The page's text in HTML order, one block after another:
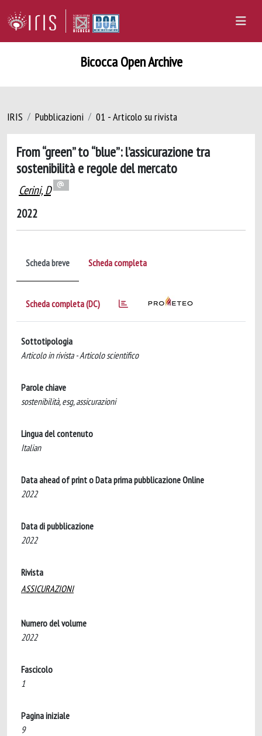
Bicocca Open Archive
IRIS Pubblicazioni 01 - Articolo su rivista
From “green” to “blue”: l’assicurazione tra
sostenibilità e regole del mercato
Cerini, D
2022
Scheda breve Scheda completa
Scheda completa (DC)
Sottotipologia
Articolo in rivista - Articolo scientifico
Parole chiave
sostenibilità, esg, assicurazioni
Lingua del contenuto
Italian
Data ahead of print o Data prima pubblicazione Online
2022
Data di pubblicazione
2022
Rivista
ASSICURAZIONI
Numero del volume
2022
Fascicolo
1
Pagina iniziale
9